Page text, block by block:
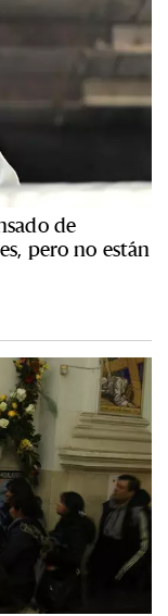
de
pero no están